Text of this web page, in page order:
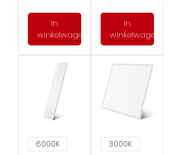
In
winkelwagen
In
winkelwagen
6000K
3000K